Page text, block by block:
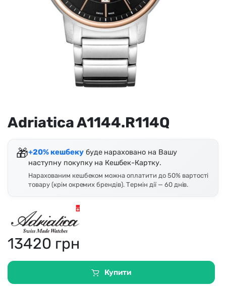
Adriatica A1144.R114Q
🎁+20% кешбекубуде нараховано на Вашу
наступну покупку на Кешбек-Картку.
Нарахованим кешбеком можна оплатити до 50% вартості
товару (крім окремих брендів). Термін дії — 60 днів.
13420 грн
Купити